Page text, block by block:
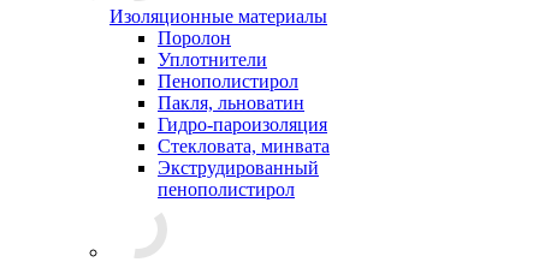
Изоляционные материалы
Поролон
Уплотнители
Пенополистирол
Пакля, льноватин
Гидро-пароизоляция
Стекловата, минвата
Экструдированный
пенополистирол